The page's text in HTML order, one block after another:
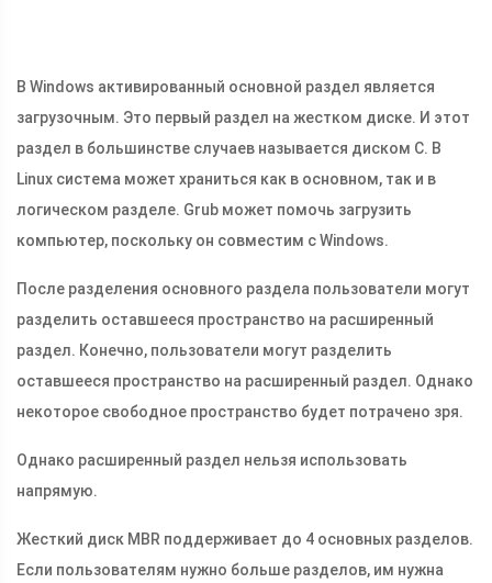
В Windows активированный основной раздел является
загрузочным. Это первый раздел на жестком диске. И этот
раздел в большинстве случаев называется диском C. В
Linux система может храниться как в основном, так и в
логическом разделе. Grub может помочь загрузить
компьютер, поскольку он совместим с Windows.
После разделения основного раздела пользователи могут
разделить оставшееся пространство на расширенный
раздел. Конечно, пользователи могут разделить
оставшееся пространство на расширенный раздел. Однако
некоторое свободное пространство будет потрачено зря.
Однако расширенный раздел нельзя использовать
напрямую.
Жесткий диск MBR поддерживает до 4 основных разделов.
Если пользователям нужно больше разделов, им нужна